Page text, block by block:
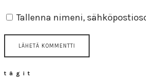
Tallenna nimeni,
tägit